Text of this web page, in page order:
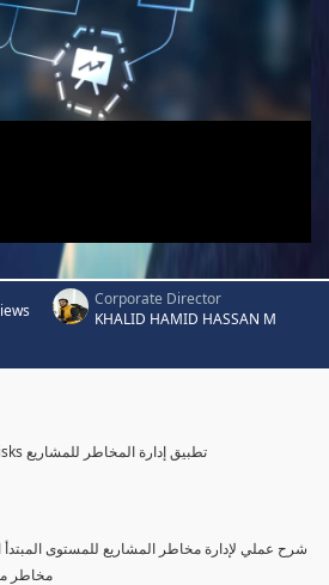
Corporate Director
KHALID HAMID HASSAN M
Practice Managing Project Risks تطبيق إدارة المخاطر للمشاريع
شرح عملي لإدارة مخاطر المشاريع للمستوى
مخاطر